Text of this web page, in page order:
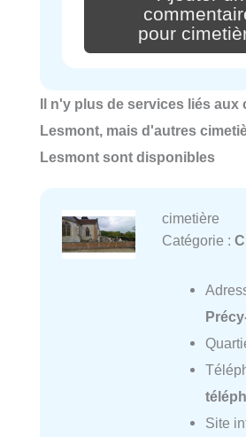
pour
Il n'y plus de services liés aux
Lesmont, mais d'autres
Lesmont sont disponibles
cimetière
Catégorie :
Site